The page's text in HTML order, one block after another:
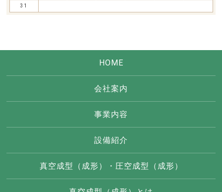
31
HOME
会社案内
事業内容
設備紹介
真空成型（成形）・圧空成型（成形）